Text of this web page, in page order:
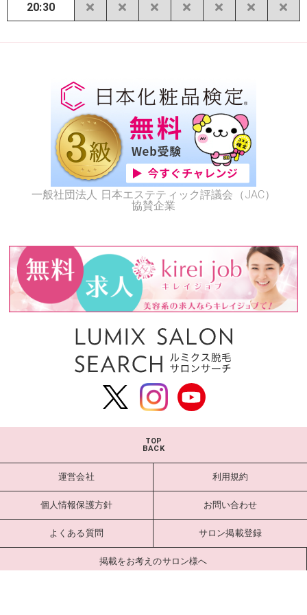
20:30
一般社団法人 日本エステティック評議会（JAC）
協賛企業
TOP
BACK
運営会社 利用規約
個人情報保護方針 お問い合わせ
よくある質問 サロン掲載登録
掲載をお考えのサロン様へ